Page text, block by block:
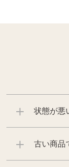
状態が悪
古い商品